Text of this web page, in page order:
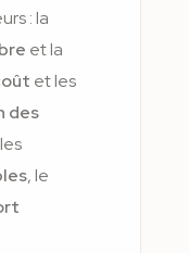
: la
et la
et les
des
, le